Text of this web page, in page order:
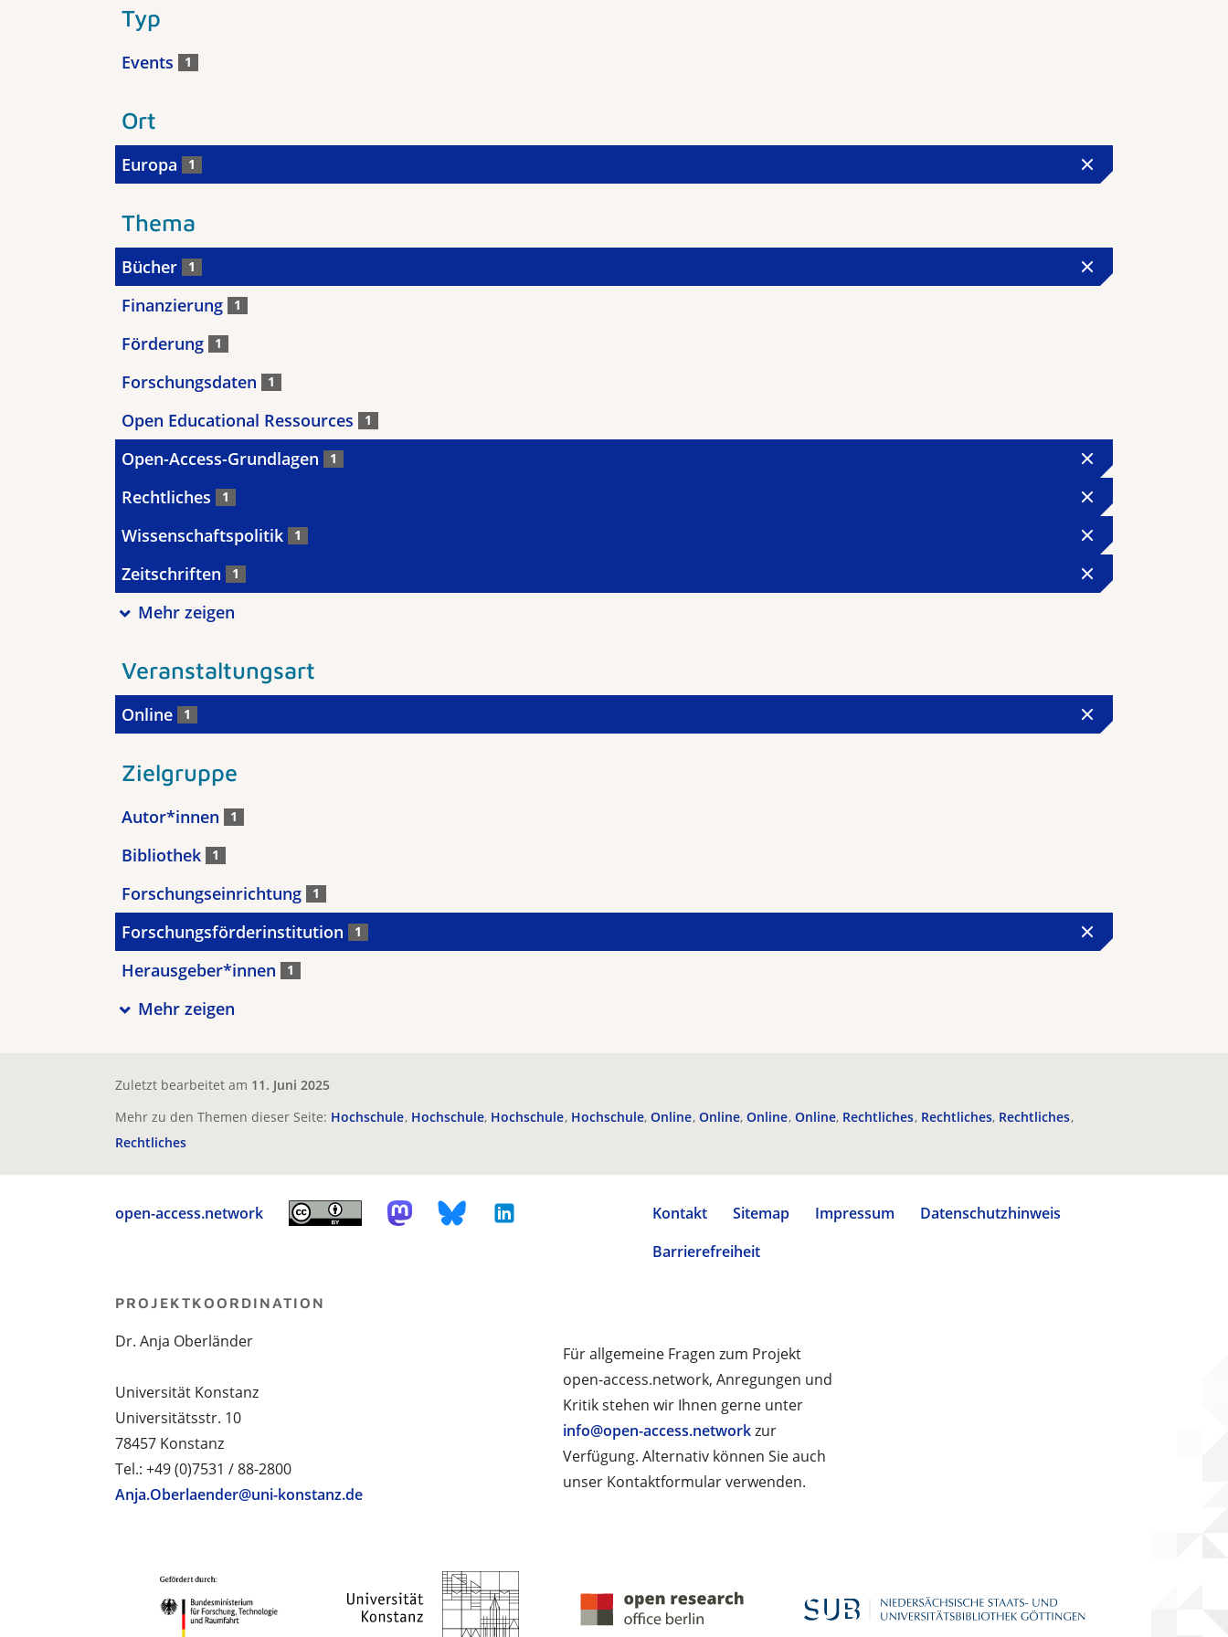
Typ
Events 1
Ort
Europa 1
Thema
Bücher 1
Finanzierung 1
Förderung 1
Forschungsdaten 1
Open Educational Ressources 1
Open-Access-Grundlagen 1
Rechtliches 1
Wissenschaftspolitik 1
Zeitschriften 1
Mehr zeigen
Veranstaltungsart
Online 1
Zielgruppe
Autor*innen 1
Bibliothek 1
Forschungseinrichtung 1
Forschungsförderinstitution 1
Herausgeber*innen 1
Mehr zeigen
Zuletzt bearbeitet am 11. Juni 2025
Mehr zu den Themen dieser Seite: Hochschule Hochschule Hochschule Hochschule Online Online Online Online Rechtliches Rechtliches Rechtliches
Rechtliches
open-access.network Kontakt Sitemap Impressum
Datenschutzhinweis
Barrierefreiheit
Für allgemeine Fragen zum Projekt
open-access.network, Anregungen und
Kritik stehen wir Ihnen gerne unter
info@open-access.networkzur
Verfügung. Alternativ können Sie auch
unser Kontaktformular verwenden.
PROJEKTKOORDINATION
Dr. Anja Oberländer
Universität Konstanz
Universitätsstr. 10
78457 Konstanz
Tel.: +49 (0)7531 / 88-2800
Anja.Oberlaender@uni-konstanz.de